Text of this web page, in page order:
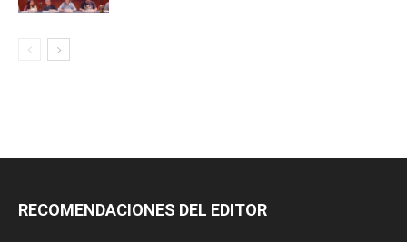
RECOMENDACIONES DEL EDITOR